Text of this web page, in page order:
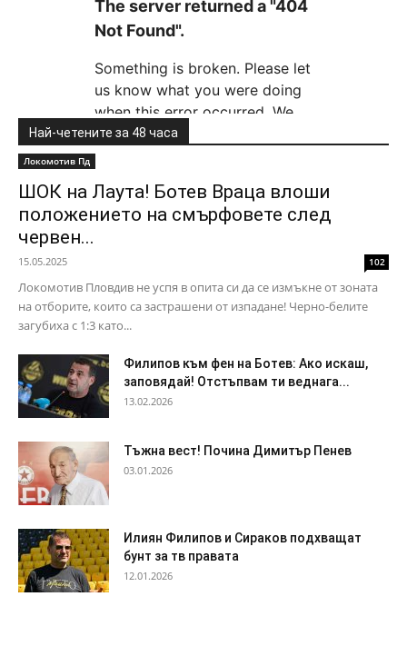
Най-четените за 48 часа
Локомотив Пд
ШОК на Лаута! Ботев Враца влоши
положението на смърфовете след
червен...
15.05.2025 102
Локомотив Пловдив не успя в опита си да се измъкне от зоната
на отборите, които са застрашени от изпадане! Черно-белите
загубиха с 1:3 като...
Филипов към фен на Ботев: Ако искаш,
заповядай! Отстъпвам ти веднага...
13.02.2026
Тъжна вест! Почина Димитър Пенев
03.01.2026
Илиян Филипов и Сираков подхващат
бунт за тв правата
12.01.2026